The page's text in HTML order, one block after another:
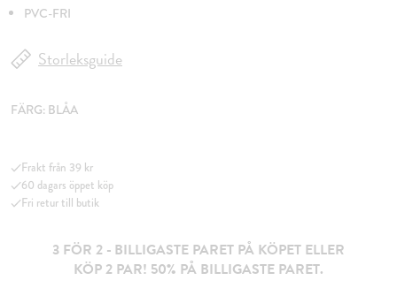
PVC-FRI
Storleksguide
FÄRG: BLÅA
Frakt från 39 kr
60 dagars öppet köp
Fri retur till butik
3 FÖR 2 - BILLIGASTE PARET PÅ KÖPET ELLER
KÖP 2 PAR! 50% PÅ BILLIGASTE PARET.